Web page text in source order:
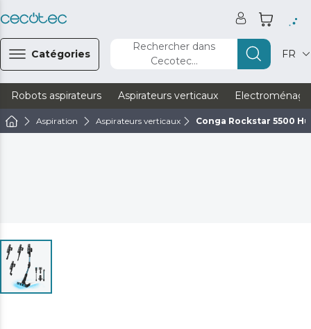
Catégories
Rechercher dans
Cecotec...
FR
Robots aspirateurs Aspirateurs verticaux
Aspiration Aspirateurs verticaux Conga Rockstar 5500